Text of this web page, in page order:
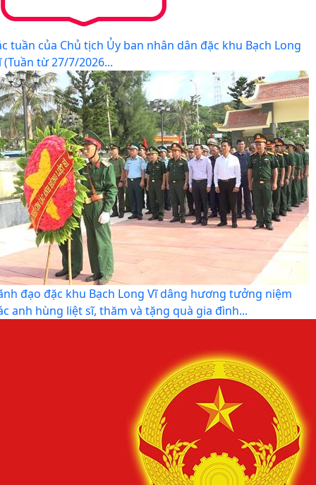
tuần của Chủ tịch Ủy ban nhân dân đặc khu Bạch Long
(Tuần từ 27/7/2026...
đạo đặc khu Bạch Long Vĩ dâng hương tưởng niệm
anh hùng liệt sĩ, thăm và tặng quà gia đình...